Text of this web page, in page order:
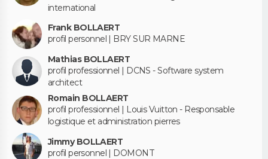
international
Frank BOLLAERT
profil personnel | BRY SUR MARNE
Mathias BOLLAERT
profil professionnel | DCNS - Software system
architect
Romain BOLLAERT
profil professionnel | Louis Vuitton - Responsable
logistique et administration pierres
Jimmy BOLLAERT
profil personnel | DOMONT